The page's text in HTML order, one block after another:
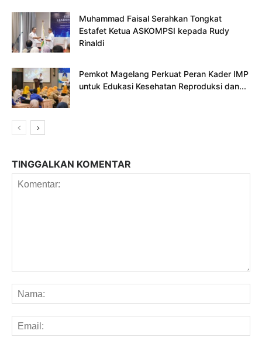
Muhammad Faisal Serahkan Tongkat
Estafet Ketua ASKOMPSI kepada Rudy
Rinaldi
Pemkot Magelang Perkuat Peran Kader IMP
untuk Edukasi Kesehatan Reproduksi dan...
TINGGALKAN KOMENTAR